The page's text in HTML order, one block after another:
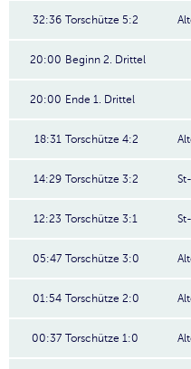
32:36 Torschütze 5:2
20:00 Beginn 2. Drittel
20:00 Ende 1. Drittel
18:31 Torschütze 4:2
14:29 Torschütze 3:2
12:23 Torschütze 3:1
05:47 Torschütze 3:0
01:54 Torschütze 2:0
00:37 Torschütze 1:0